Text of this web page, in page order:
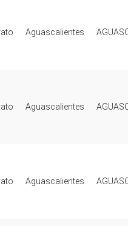
Aguascalientes
Aguascalientes
Aguascalientes